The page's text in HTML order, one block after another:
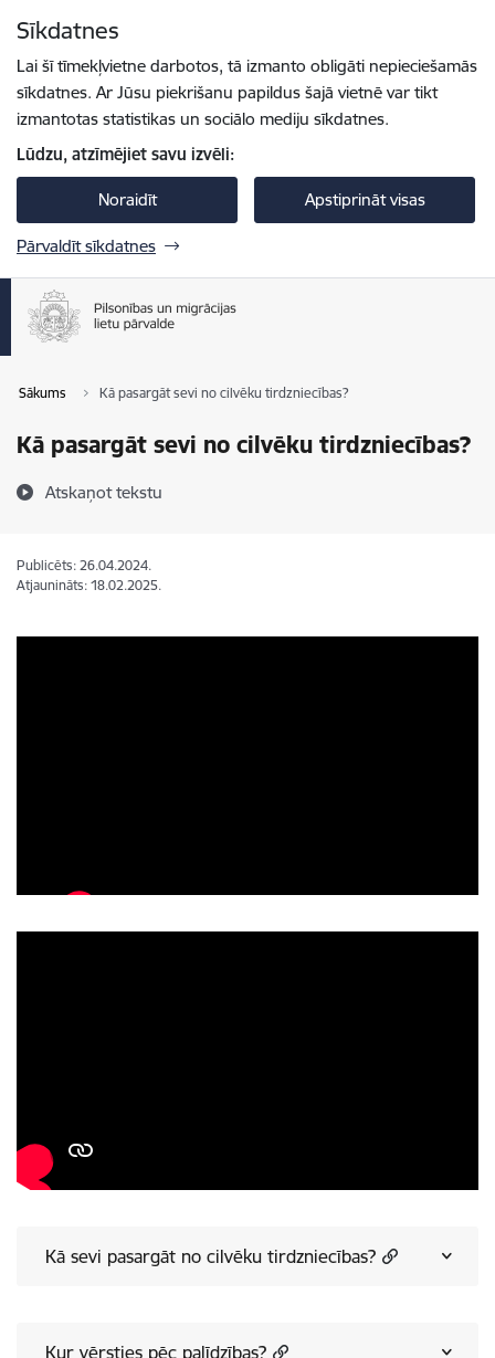
Sīkdatnes
Lai šī tīmekļvietne darbotos, tā izmanto obligāti nepieciešamās
sīkdatnes. Ar Jūsu piekrišanu papildus šajā vietnē var tikt
izmantotas statistikas un sociālo mediju sīkdatnes.
Lūdzu, atzīmējiet savu izvēli:
Noraidīt Apstiprināt visas
Pārvaldīt sīkdatnes
Sākums Kā pasargāt sevi no cilvēku tirdzniecības?
Kā pasargāt sevi no cilvēku tirdzniecības?
Atskaņot tekstu
Publicēts: 26.04.2024.
Atjaunināts: 18.02.2025.
Kā sevi pasargāt no cilvēku tirdzniecības?
Kur vērsties pēc palīdzības?